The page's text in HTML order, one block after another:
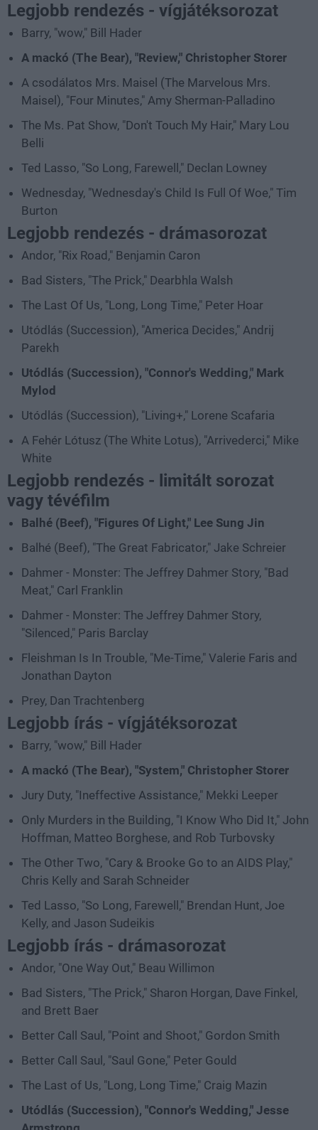
Legjobb rendezés - vígjátéksorozat
Barry, "wow," Bill Hader
A mackó (The Bear), "Review," Christopher Storer
A csodálatos Mrs. Maisel (The Marvelous Mrs.
Maisel), "Four Minutes," Amy Sherman-Palladino
The Ms. Pat Show, "Don't Touch My Hair," Mary Lou
Belli
Ted Lasso, "So Long, Farewell," Declan Lowney
Wednesday, "Wednesday's Child Is Full Of Woe," Tim
Burton
Legjobb rendezés - drámasorozat
Andor, "Rix Road," Benjamin Caron
Bad Sisters, "The Prick," Dearbhla Walsh
The Last Of Us, "Long, Long Time," Peter Hoar
Utódlás (Succession), "America Decides," Andrij
Parekh
Utódlás (Succession), "Connor's Wedding," Mark
Mylod
Utódlás (Succession), "Living+," Lorene Scafaria
A Fehér Lótusz (The White Lotus), "Arrivederci," Mike
White
Legjobb rendezés - limitált sorozat
vagy tévéfilm
Balhé (Beef), "Figures Of Light," Lee Sung Jin
Balhé (Beef), "The Great Fabricator," Jake Schreier
Dahmer - Monster: The Jeffrey Dahmer Story, "Bad
Meat," Carl Franklin
Dahmer - Monster: The Jeffrey Dahmer Story,
"Silenced," Paris Barclay
Fleishman Is In Trouble, "Me-Time," Valerie Faris and
Jonathan Dayton
Prey, Dan Trachtenberg
Legjobb írás - vígjátéksorozat
Barry, "wow," Bill Hader
A mackó (The Bear), "System," Christopher Storer
Jury Duty, "Ineffective Assistance," Mekki Leeper
Only Murders in the Building, "I Know Who Did It," John
Hoffman, Matteo Borghese, and Rob Turbovsky
The Other Two, "Cary & Brooke Go to an AIDS Play,"
Chris Kelly and Sarah Schneider
Ted Lasso, "So Long, Farewell," Brendan Hunt, Joe
Kelly, and Jason Sudeikis
Legjobb írás - drámasorozat
Andor, "One Way Out," Beau Willimon
Bad Sisters, "The Prick," Sharon Horgan, Dave Finkel,
and Brett Baer
Better Call Saul, "Point and Shoot," Gordon Smith
Better Call Saul, "Saul Gone," Peter Gould
The Last of Us, "Long, Long Time," Craig Mazin
Utódlás (Succession), "Connor's Wedding," Jesse